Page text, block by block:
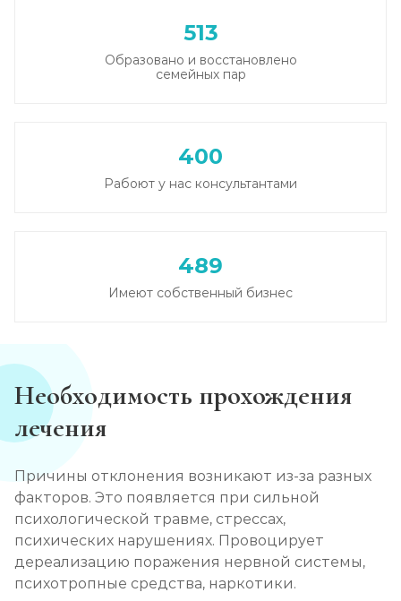
513
Образовано и восстановлено
семейных пар
400
Рабоют у нас консультантами
489
Имеют собственный бизнес
Необходимость прохождения
лечения
Причины отклонения возникают из-за разных
факторов. Это появляется при сильной
психологической травме, стрессах,
психических нарушениях. Провоцирует
дереализацию поражения нервной системы,
психотропные средства, наркотики.